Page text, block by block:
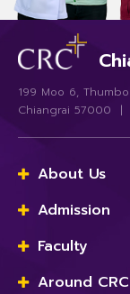
199 Moo 6,
Chiangrai 57000 |
About Us
Admission
Faculty
Around CRC